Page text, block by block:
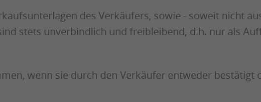
des Verkäufers, sowie - soweit nicht
stets unverbindlich und freibleibend, d.h. nur als
wenn sie durch den Verkäufer entweder